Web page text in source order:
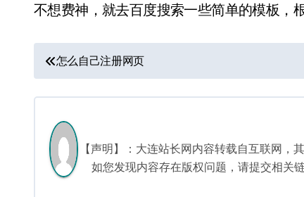
不想费神，就去百度搜索一些简单的模板，
文
章
航
怎么自己注册网页
【声明】：大连站长网内容转载自互联网，
如您发现内容存在版权问题，请提交相关